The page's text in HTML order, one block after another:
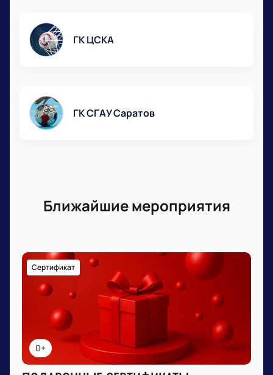
ГК ЦСКА
ГК СГАУ Саратов
Ближайшие мероприятия
0+
Сертификат